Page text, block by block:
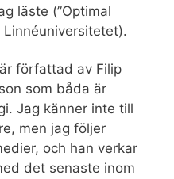
läste (”Optimal
författad av Filip
som båda är
Jag känner inte till
men jag följer
och han verkar
det senaste inom